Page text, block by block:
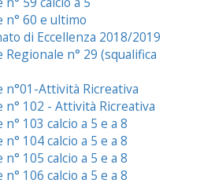
n° 60 e ultimo
di Eccellenza 2018/2019
n° 29 (squalifica
n°01-Attività Ricreativa
n° 102 - Attività Ricreativa
103 calcio a 5 e a 8
104 calcio a 5 e a 8
105 calcio a 5 e a 8
106 calcio a 5 e a 8